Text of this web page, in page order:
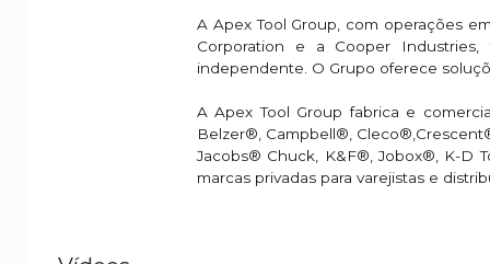
A Apex Tool Group, com operações
Corporation e a Cooper
independente. O Grupo oferece
A Apex Tool Group fabrica e
Belzer®, Campbell®,
Jacobs® Chuck, K&F®, Jobox®, K-D
marcas privadas para varejistas e